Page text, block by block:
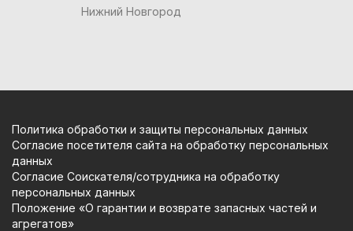
Нижний Новгород
Политика обработки и защиты персональных данных
Согласие посетителя сайта на обработку персональных
данных
Согласие Соискателя/сотрудника на обработку
персональных данных
Положение «О гарантии и возврате запасных частей и
агрегатов»